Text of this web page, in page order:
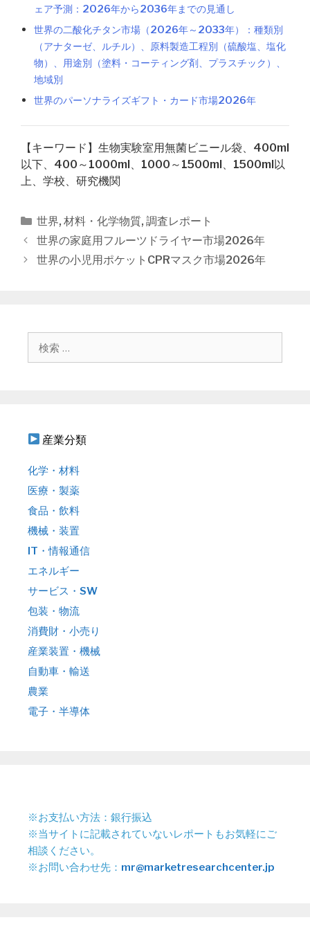
ェア予測：2026年から2036年までの見通し
世界の二酸化チタン市場（2026年～2033年）：種類別
（アナターゼ、ルチル）、原料製造工程別（硫酸塩、塩化
物）、用途別（塗料・コーティング剤、プラスチック）、
地域別
世界のパーソナライズギフト・カード市場2026年
【キーワード】生物実験室用無菌ビニール袋、400ml
以下、400～1000ml、1000～1500ml、1500ml以
上、学校、研究機関
カ
テ
ゴ
世界, 材料・化学物質, 調査レポート
投
稿
世界の家庭用フルーツドライヤー市場2026年
世界の小児用ポケットCPRマスク市場2026年
産業分類
化学・材料
医療・製薬
食品・飲料
機械・装置
IT・情報通信
エネルギー
サービス・SW
包装・物流
消費財・小売り
産業装置・機械
自動車・輸送
農業
電子・半導体
※お支払い方法：銀行振込
※当サイトに記載されていないレポートもお気軽にご
相談ください。
※お問い合わせ先： mr@marketresearchcenter.jp